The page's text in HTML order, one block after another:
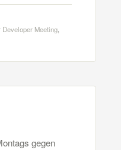
Meeting,
gegen